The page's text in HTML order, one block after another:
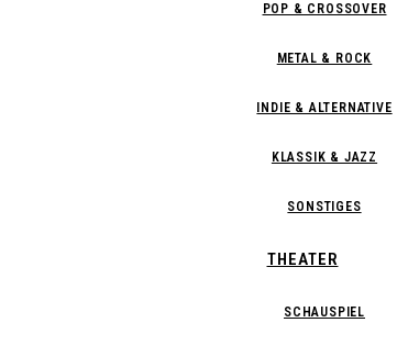
POP & CROSSOVER
METAL & ROCK
INDIE & ALTERNATIVE
KLASSIK & JAZZ
SONSTIGES
THEATER
SCHAUSPIEL